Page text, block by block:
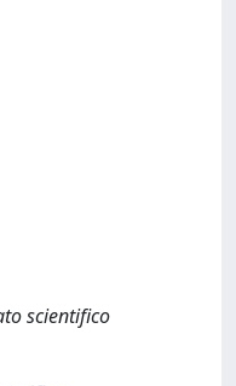
scientifico